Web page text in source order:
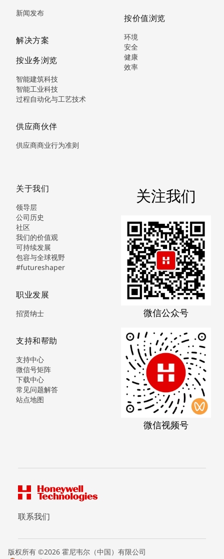
新闻发布
解决方案
按业务浏览
智能建筑科技
智能工业科技
过程自动化与工艺技术
供应商伙伴
供应商商业行为准则
按价值浏览
环境
安全
健康
效率
关于我们
领导层
公司历史
社区
我们的价值观
可持续发展
包容与全球视野
#futureshaper
职业发展
招贤纳士
支持和帮助
支持中心
微信号矩阵
下载中心
常见问题解答
站点地图
关注我们
微信公众号
微信视频号
联系我们
版权所有 ©2026 霍尼韦尔（中国）有限公司